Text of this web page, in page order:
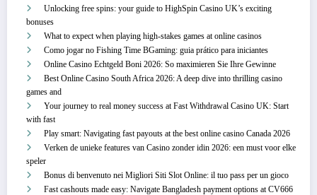
Unlocking free spins: your guide to HighSpin Casino UK’s exciting
bonuses
What to expect when playing high-stakes games at online casinos
Como jogar no Fishing Time BGaming: guia prático para iniciantes
Online Casino Echtgeld Boni 2026: So maximieren Sie Ihre Gewinne
Best Online Casino South Africa 2026: A deep dive into thrilling casino
games and
Your journey to real money success at Fast Withdrawal Casino UK: Start
with fast
Play smart: Navigating fast payouts at the best online casino Canada 2026
Verken de unieke features van Casino zonder idin 2026: een must voor elke
speler
Bonus di benvenuto nei Migliori Siti Slot Online: il tuo pass per un gioco
Fast cashouts made easy: Navigate Bangladesh payment options at CV666